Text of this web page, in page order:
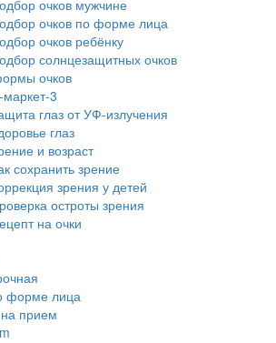
очков мужчине
очков по форме лица
очков ребёнку
солнцезащитных очков
очков
3
глаз от УФ-излучения
глаз
и возраст
сохранить зрение
зрения у детей
остроты зрения
на очки
форме лица
прием